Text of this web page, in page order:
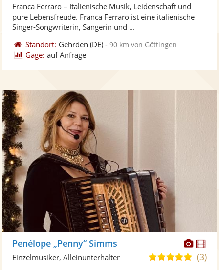
Franca Ferraro – Italienische Musik, Leidenschaft und
pure Lebensfreude. Franca Ferraro ist eine italienische
Singer-Songwriterin, Sängerin und ...
Standort: Gehrden (DE) -90 km von Göttingen
Gage: auf Anfrage
Penélope „Penny“ Simms
5,0(3)
Einzelmusiker, Alleinunterhalter